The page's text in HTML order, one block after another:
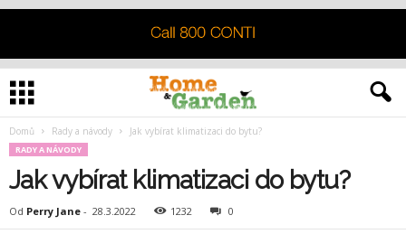
Domů Rady a návody Jak vybírat klimatizaci do bytu?
RADY A NÁVODY
Jak vybírat klimatizaci do bytu?
Od Perry Jane - 28.3.2022 1232 0